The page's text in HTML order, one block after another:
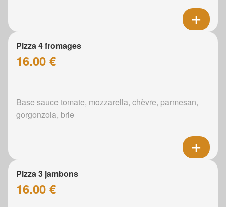
Pizza 4 fromages
16.00 €
Base sauce tomate, mozzarella, chèvre, parmesan,
gorgonzola, brie
Pizza 3 jambons
16.00 €